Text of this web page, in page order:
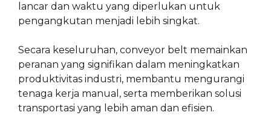
lancar dan waktu yang diperlukan untuk
pengangkutan menjadi lebih singkat.
Secara keseluruhan, conveyor belt memainkan
peranan yang signifikan dalam meningkatkan
produktivitas industri, membantu mengurangi
tenaga kerja manual, serta memberikan solusi
transportasi yang lebih aman dan efisien.